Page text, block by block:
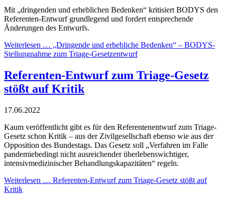
Mit „dringenden und erheblichen Bedenken“ kritisiert BODYS den
Referenten-Entwurf grundlegend und fordert entsprechende
Änderungen des Entwurfs.
Weiterlesen … „Dringende und erhebliche Bedenken“ – BODYS-
Stellungnahme zum Triage-Gesetzentwurf
Referenten-Entwurf zum Triage-Gesetz
stößt auf Kritik
17.06.2022
Kaum veröffentlicht gibt es für den Referentenentwurf zum Triage-
Gesetz schon Kritik – aus der Zivilgesellschaft ebenso wie aus der
Opposition des Bundestags. Das Gesetz soll „Verfahren im Falle
pandemiebedingt nicht ausreichender überlebenswichtiger,
intensivmedizinischer Behandlungskapazitäten“ regeln.
Weiterlesen … Referenten-Entwurf zum Triage-Gesetz stößt auf
Kritik